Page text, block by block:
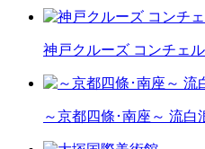
神戸クルーズ コンチェ
～京都四條･南座～ 流